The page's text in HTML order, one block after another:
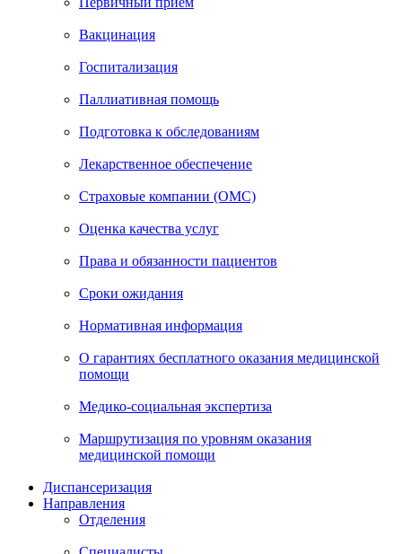
Вакцинация
Госпитализация
Паллиативная помощь
Подготовка к обследованиям
Лекарственное обеспечение
Страховые компании (ОМС)
Оценка качества услуг
Права и обязанности пациентов
Сроки ожидания
Нормативная информация
О гарантиях бесплатного оказания медицинской
помощи
Медико-социальная экспертиза
Маршрутизация по уровням оказания
медицинской помощи
Диспансеризация
Направления
Отделения